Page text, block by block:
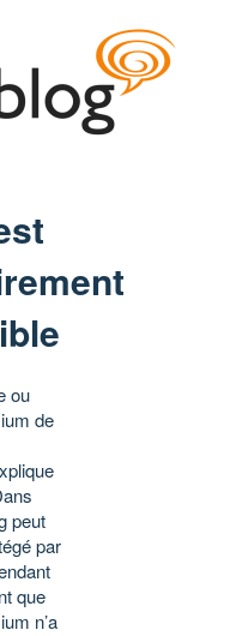
ou
de
peut
par
que
n’a